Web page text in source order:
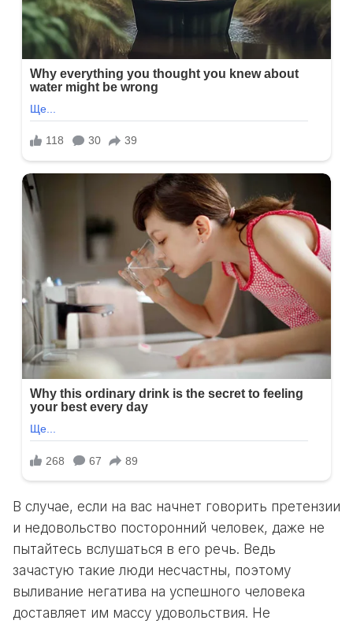
В случае, если на вас начнет говорить претензии
и недовольство посторонний человек, даже не
пытайтесь вслушаться в его речь. Ведь
зачастую такие люди несчастны, поэтому
выливание негатива на успешного человека
доставляет им массу удовольствия. Не